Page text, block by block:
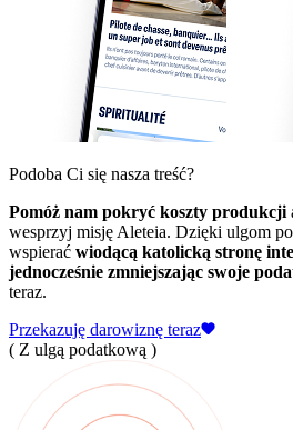
Podoba Ci się nasza treść?
Pomóż nam pokryć koszty produkcji
wesprzyj misję Aleteia. Dzięki ulgom
wspierać wiodącą katolicką stronę
jednocześnie zmniejszając swoje
teraz.
Przekazuję darowiznę teraz
( Z ulgą podatkową )